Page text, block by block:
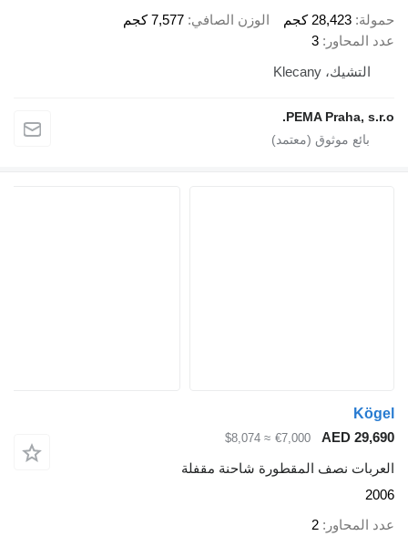
حمولة 28,423 كجم الوزن الصافي 7,577 كجم
عدد المحاور
3
التشيك، Klecany
PEMA Praha, s.r.o.
Kögel
AED 29,690
€7,000
≈ $8,074
العربات نصف المقطورة شاحنة مقفلة
2006
عدد المحاور
2